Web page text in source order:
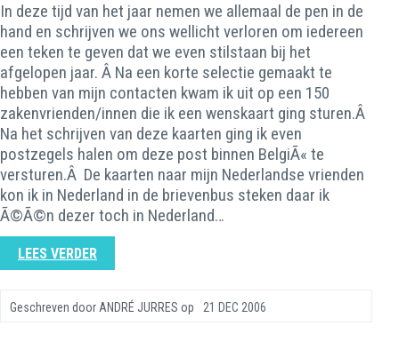
In deze tijd van het jaar nemen we allemaal de pen in de
hand en schrijven we ons wellicht verloren om iedereen
een teken te geven dat we even stilstaan bij het
afgelopen jaar. Â Na een korte selectie gemaakt te
hebben van mijn contacten kwam ik uit op een 150
zakenvrienden/innen die ik een wenskaart ging sturen.Â
Na het schrijven van deze kaarten ging ik even
postzegels halen om deze post binnen BelgiÃ« te
versturen.Â De kaarten naar mijn Nederlandse vrienden
kon ik in Nederland in de brievenbus steken daar ik
Ã©Ã©n dezer toch in Nederland…
LEES VERDER
Geschreven door ANDRÉ JURRES op 21 DEC 2006